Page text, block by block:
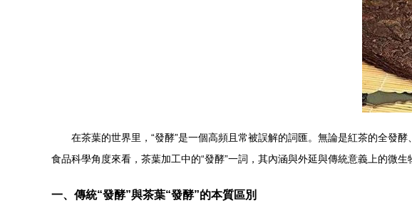
在茶葉的世界里，“發酵”是一個高頻且常被誤解的詞匯。無論是紅茶的全發
食品科學角度來看，茶葉加工中的“發酵”一詞，其內涵與外延與傳統意義上的微
一、傳統“發酵”與茶葉“發酵”的本質區別